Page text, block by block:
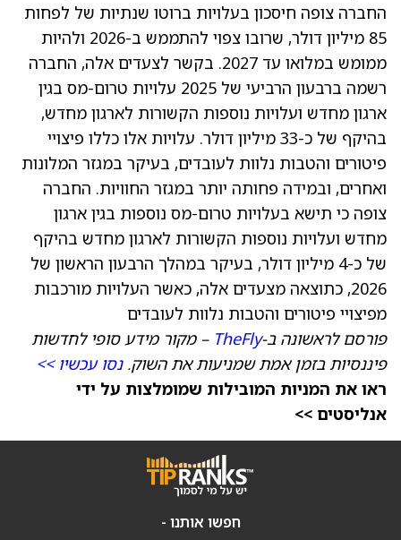
החברה צופה חיסכון בעלויות ברוטו שנתיות של לפחות
85 מיליון דולר, שרובו צפוי להתממש ב-2026 ולהיות
ממומש במלואו עד 2027. בקשר לצעדים אלה, החברה
רשמה ברבעון הרביעי של 2025 עלויות טרום-מס בגין
ארגון מחדש ועלויות נוספות הקשורות לארגון מחדש,
בהיקף של כ-33 מיליון דולר. עלויות אלו כללו פיצויי
פיטורים והטבות נלוות לעובדים, בעיקר במגזר המלונות
ואחרים, ובמידה פחותה יותר במגזר החוויות. החברה
צופה כי תישא בעלויות טרום-מס נוספות בגין ארגון
מחדש ועלויות נוספות הקשורות לארגון מחדש בהיקף
של כ-4 מיליון דולר, בעיקר במהלך הרבעון הראשון של
2026, כתוצאה מצעדים אלה, כאשר העלויות מורכבות
מפיצויי פיטורים והטבות נלוות לעובדים
פורסם לראשונה ב-TheFly – מקור מידע סופי לחדשות
פיננסיות בזמן אמת שמניעות את השוק.נסו עכשיו >>
ראו את המניות המובילות שמומלצות על ידי
אנליסטים >>
חפשו אותנו -